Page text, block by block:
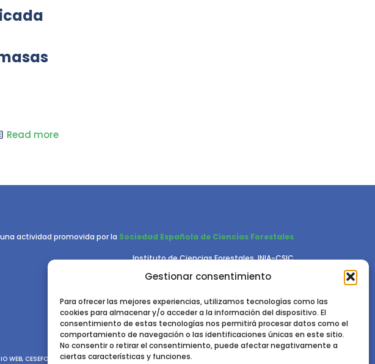
Gestionar consentimiento
Para ofrecer las mejores experiencias, utilizamos tecnologías como las
cookies para almacenar y/o acceder a la información del dispositivo. El
consentimiento de estas tecnologías nos permitirá procesar datos como el
comportamiento de navegación o las identificaciones únicas en este sitio.
No consentir o retirar el consentimiento, puede afectar negativamente a
ciertas características y funciones.
Read more
una actividad promovida por la Sociedad Española de Ciencias Forestales
Instituto de Ciencias Forestales, INIA-CSIC
Ctra. de la Coruña km 7,5 - 28040 Madrid
CESEFOR. POLÍTICA DE PRIVACIDAD. POLÍTICA DE COOKIES.